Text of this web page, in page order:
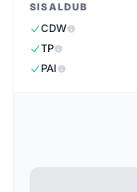
SISALDUB
CDW
TP
PAI